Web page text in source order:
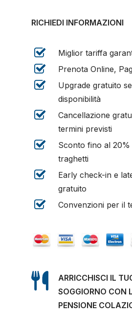
RICHIEDI INFORMAZIONI
Miglior tariffa
Prenota Online,
Upgrade gratuito
disponibilità
Cancellazione
termini previsti
Sconto fino al 20%
traghetti
Early check-in e
gratuito
Convenzioni per il
ARRICCHISCI IL
SOGGIORNO CON
PENSIONE